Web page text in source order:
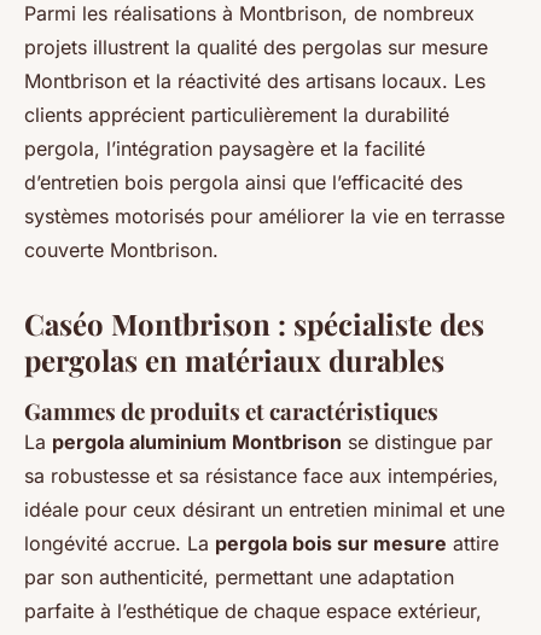
Parmi les réalisations à Montbrison, de nombreux
projets illustrent la qualité des pergolas sur mesure
Montbrison et la réactivité des artisans locaux. Les
clients apprécient particulièrement la durabilité
pergola, l’intégration paysagère et la facilité
d’entretien bois pergola ainsi que l’efficacité des
systèmes motorisés pour améliorer la vie en terrasse
couverte Montbrison.
Caséo Montbrison : spécialiste des
pergolas en matériaux durables
Gammes de produits et caractéristiques
La pergola aluminium Montbrison se distingue par
sa robustesse et sa résistance face aux intempéries,
idéale pour ceux désirant un entretien minimal et une
longévité accrue. La pergola bois sur mesure attire
par son authenticité, permettant une adaptation
parfaite à l’esthétique de chaque espace extérieur,